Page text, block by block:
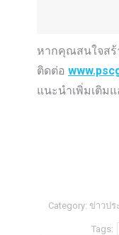
หากคุณสนใจส
ติดต่อ
แนะนำเพิ่มเติม
Category: ข่าวป
Tags: